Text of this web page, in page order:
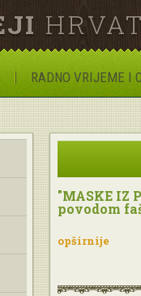
RADNO VRIJEME I
"MASKE IZ
povodom
opširnije